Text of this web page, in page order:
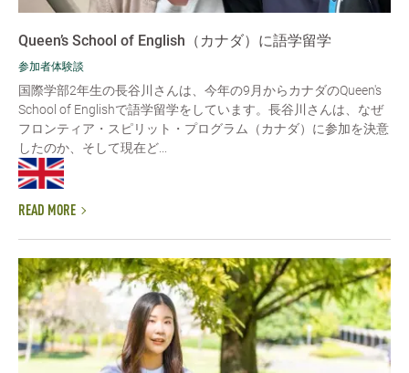
Queen’s School of English（カナダ）に語学留学
参加者体験談
国際学部2年生の長谷川さんは、今年の9月からカナダのQueen's
School of Englishで語学留学をしています。長谷川さんは、なぜ
フロンティア・スピリット・プログラム（カナダ）に参加を決意
したのか、そして現在ど...
READ MORE